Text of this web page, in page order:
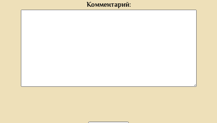
Комментарий: